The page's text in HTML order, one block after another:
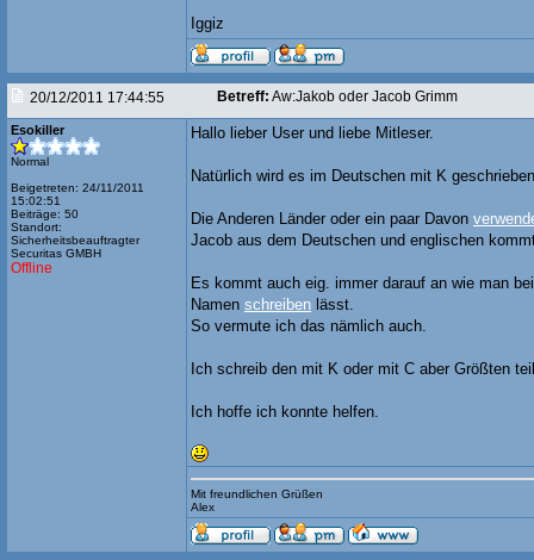
Iggiz
20/12/2011 17:44:55 Betreff: Aw:Jakob oder Jacob Grimm
Esokiller
Normal
Beigetreten: 24/11/2011
15:02:51
Beiträge: 50
Standort:
Sicherheitsbeauftragter
Securitas GMBH
Offline
Hallo lieber User und liebe Mitleser.
Natürlich wird es im Deutschen mit K
Die Anderen Länder oder ein paar Davon
Jacob aus dem Deutschen und englischen
Es kommt auch eig. immer darauf an wie man
Namen schreiben lässt.
So vermute ich das nämlich auch.
Ich schreib den mit K oder mit C aber Größten
Ich hoffe ich konnte helfen.
Mit freundlichen Grüßen
Alex